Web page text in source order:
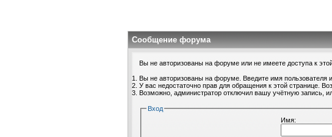
Сообщение форума
Вы не авторизованы на форуме или не имеете доступа к
Вы не авторизованы на форуме. Введите имя пользователя
У вас недостаточно прав для обращения к этой странице.
Возможно, администратор отключил вашу учётную запись,
Вход
Имя: